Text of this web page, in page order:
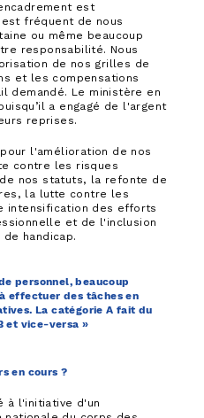
est
fréquent de nous
ou même beaucoup
responsabilité. Nous
de nos grilles de
et les compensations
demandé. Le ministère en
a engagé de l'argent
reprises.
l'amélioration de nos
contre les risques
nos statuts, la refonte de
la lutte contre les
intensification des efforts
et de l'inclusion
handicap.
personnel, beaucoup
effectuer des tâches en
La catégorie A fait du
et vice-versa »
en cours ?
à l'initiative d'un